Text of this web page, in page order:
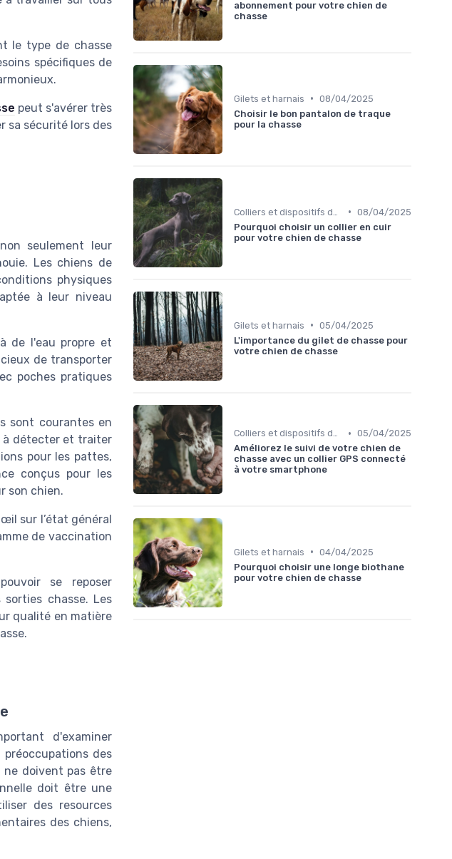
le type de chasse
spécifiques de
peut s'avérer très
sa sécurité lors des
seulement leur
Les chiens de
physiques
à leur niveau
de l'eau propre et
de transporter
poches pratiques
sont courantes en
à détecter et traiter
pour les pattes,
conçus pour les
son chien.
sur l’état général
de vaccination
se reposer
chasse. Les
qualité en matière
d'examiner
des
ne doivent pas être
doit être une
des resources
des chiens,
abonnement pour votre chien de
chasse
Gilets et harnais • 08/04/2025
Choisir le bon pantalon de traque
pour la chasse
• 08/04/2025
Pourquoi choisir un collier en cuir
pour votre chien de chasse
Gilets et harnais • 05/04/2025
L'importance du gilet de chasse pour
votre chien de chasse
Colliers et dispositifs de suivi • 05/04/2025
Améliorez le suivi de votre chien de
chasse avec un collier GPS connecté
à votre smartphone
Gilets et harnais • 04/04/2025
Pourquoi choisir une longe biothane
pour votre chien de chasse